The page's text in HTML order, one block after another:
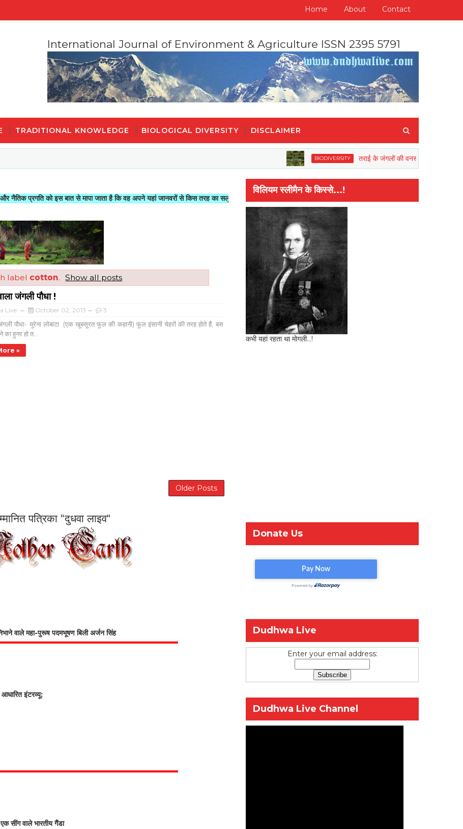
Home About Contact
International Journal of Environment & Agriculture ISSN 2395 5791
TRADITIONAL KNOWLEDGE BIOLOGICAL DIVERSITY DISCLAIMER
BIODIVERSITY तराई के जंगलों की वनस्पतियों और जीव जंतुओं की
को इस बात से मापा जाता है कि वह अपने यहां जानवरों से किस तरह का सलूक करता है"- मोहनदास करमचन्द गाँधी
label cotton. Show all posts
जंगली पौधा !
Live October 02, 2013 3
पौधा- यूरेना लोबाटा (एक खूबसूरत फूल की कहानी) फूल इंसानी चेहरों की तरह होते हैं, बस
का हुनर हो त...
»
Older Posts
पत्रिका "दुधवा लाइव"
वाले महा-पुरूष पदमभूषण बिली अर्जन सिंह
इंटरव्यू:
सींग वाले भारतीय गैंडा
विलियम स्लीमैन के किस्से...!
कभी यहां रहता था मोगली...!
Donate Us
Dudhwa Live
Enter your email address:
Dudhwa Live Channel